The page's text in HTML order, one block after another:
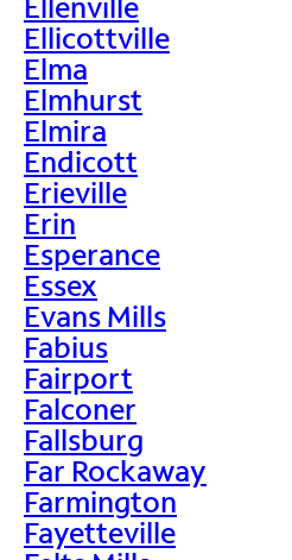
Ellicottville
Elma
Elmhurst
Elmira
Endicott
Erieville
Erin
Esperance
Essex
Evans Mills
Fabius
Fairport
Falconer
Fallsburg
Far Rockaway
Farmington
Fayetteville